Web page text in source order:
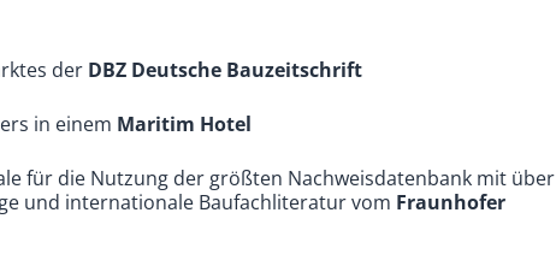
der DBZ Deutsche Bauzeitschrift
in einem Maritim Hotel
für die Nutzung der größten Nachweisdatenbank mit über
und internationale Baufachliteratur vom Fraunhofer